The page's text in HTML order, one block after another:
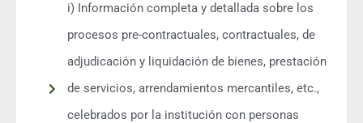
i) Información completa y detallada sobre los
procesos pre-contractuales, contractuales, de
adjudicación y liquidación de bienes, prestación
de servicios, arrendamientos mercantiles, etc.,
celebrados por la institución con personas